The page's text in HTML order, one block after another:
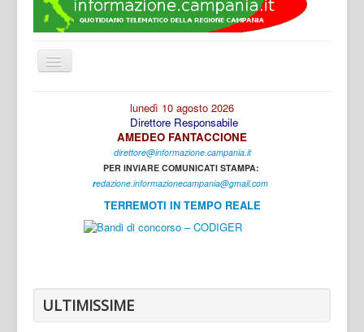
Cambia
navigazione
Caserta
lunedì 10 agosto 2026
Direttore Responsabile
AMEDEO FANTACCIONE
direttore@informazione.campania.it
PER INVIARE COMUNICATI STAMPA:
redazione.informazionecampania@gmail.com
TERREMOTI IN TEMPO REALE
ULTIMISSIME